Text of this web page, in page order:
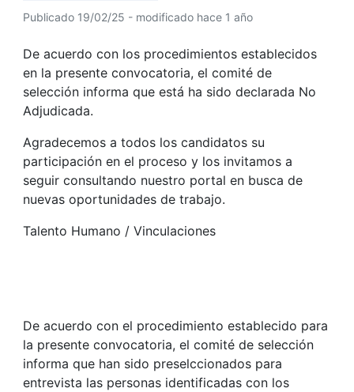
Publicado 19/02/25 - modificado hace 1 año
De acuerdo con los procedimientos establecidos
en la presente convocatoria, el comité de
selección informa que está ha sido declarada No
Adjudicada.
Agradecemos a todos los candidatos su
participación en el proceso y los invitamos a
seguir consultando nuestro portal en busca de
nuevas oportunidades de trabajo.
Talento Humano / Vinculaciones
De acuerdo con el procedimiento establecido para
la presente convocatoria, el comité de selección
informa que han sido preselccionados para
entrevista las personas identificadas con los